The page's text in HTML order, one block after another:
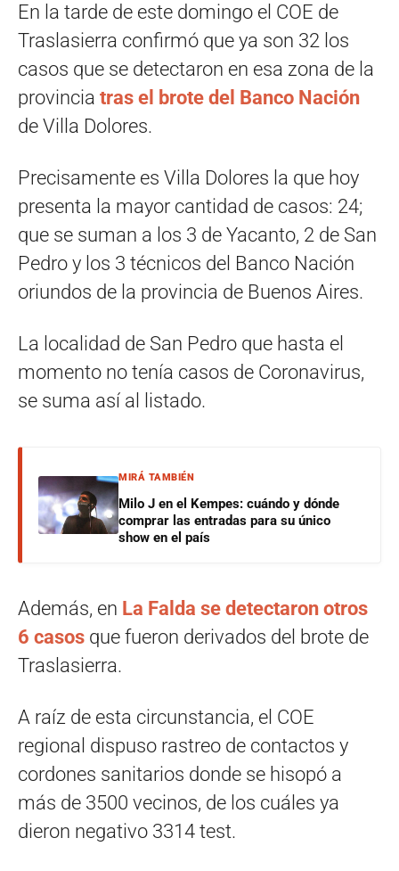
En la tarde de este domingo el COE de
Traslasierra confirmó que ya son 32 los
casos que se detectaron en esa zona de la
provincia tras el brote del Banco Nación
de Villa Dolores.
Precisamente es Villa Dolores la que hoy
presenta la mayor cantidad de casos: 24;
que se suman a los 3 de Yacanto, 2 de San
Pedro y los 3 técnicos del Banco Nación
oriundos de la provincia de Buenos Aires.
La localidad de San Pedro que hasta el
momento no tenía casos de Coronavirus,
se suma así al listado.
MIRÁ TAMBIÉN
Milo J en el Kempes: cuándo y dónde
comprar las entradas para su único
show en el país
Además, en La Falda se detectaron otros
6 casos que fueron derivados del brote de
Traslasierra.
A raíz de esta circunstancia, el COE
regional dispuso rastreo de contactos y
cordones sanitarios donde se hisopó a
más de 3500 vecinos, de los cuáles ya
dieron negativo 3314 test.